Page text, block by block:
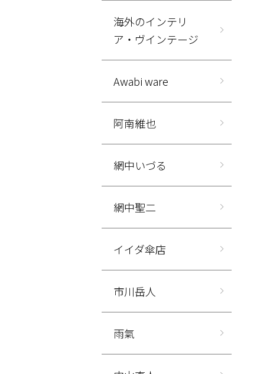
海外のインテリ
ア・ヴインテージ
Awabi ware
阿南維也
網中いづる
網中聖二
イイダ傘店
市川岳人
雨氣